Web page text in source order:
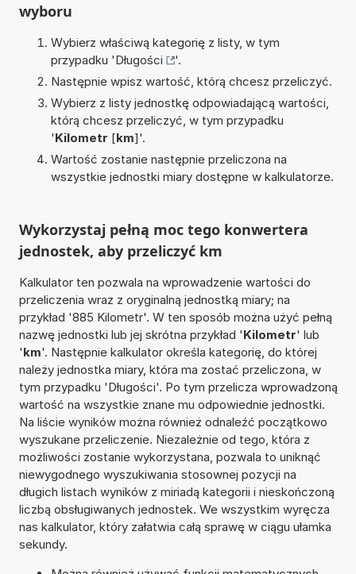
wyboru
Wybierz właściwą kategorię z listy, w tym
przypadku 'Długości
'.
Następnie wpisz wartość, którą chcesz przeliczyć.
Wybierz z listy jednostkę odpowiadającą wartości,
którą chcesz przeliczyć, w tym przypadku
'Kilometr [km]'.
Wartość zostanie następnie przeliczona na
wszystkie jednostki miary dostępne w kalkulatorze.
Wykorzystaj pełną moc tego konwertera
jednostek, aby przeliczyć km
Kalkulator ten pozwala na wprowadzenie wartości do
przeliczenia wraz z oryginalną jednostką miary; na
przykład '885 Kilometr'. W ten sposób można użyć pełną
nazwę jednostki lub jej skrótna przykład 'Kilometr' lub
'km'. Następnie kalkulator określa kategorię, do której
należy jednostka miary, która ma zostać przeliczona, w
tym przypadku 'Długości'. Po tym przelicza wprowadzoną
wartość na wszystkie znane mu odpowiednie jednostki.
Na liście wyników można również odnaleźć początkowo
wyszukane przeliczenie. Niezależnie od tego, która z
możliwości zostanie wykorzystana, pozwala to uniknąć
niewygodnego wyszukiwania stosownej pozycji na
długich listach wyników z miriadą kategorii i nieskończoną
liczbą obsługiwanych jednostek. We wszystkim wyręcza
nas kalkulator, który załatwia całą sprawę w ciągu ułamka
sekundy.